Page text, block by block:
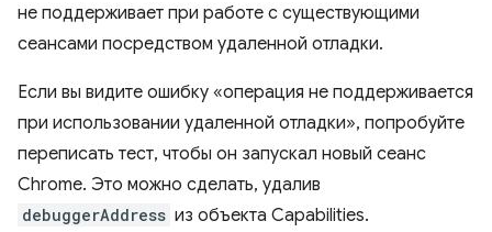
не поддерживает при работе с существующими
сеансами посредством удаленной отладки.
Если вы видите ошибку «операция не поддерживается
при использовании удаленной отладки», попробуйте
переписать тест, чтобы он запускал новый сеанс
Chrome. Это можно сделать, удалив
debuggerAddress из объекта Capabilities.